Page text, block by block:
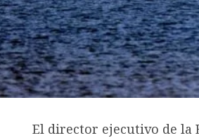
El director ejecutivo de la